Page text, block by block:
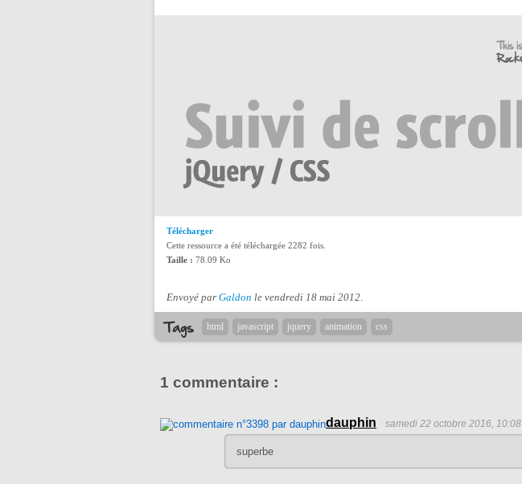
Télécharger
Cette ressource a été téléchargée 2282 fois.
Taille : 78.09 Ko
Envoyé par Galdon le vendredi 18 mai 2012.
html javascript jquery animation css
1 commentaire :
dauphin samedi 22 octobre 2016, 10:08
superbe